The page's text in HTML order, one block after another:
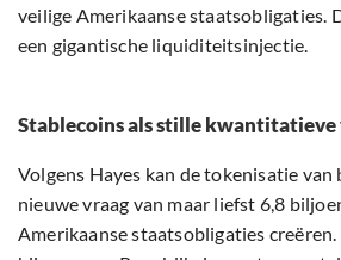
veilige Amerikaanse staatsobligaties.
een gigantische liquiditeitsinjectie.
Stablecoins als stille
Volgens Hayes kan de tokenisatie van
nieuwe vraag van maar liefst 6,8
Amerikaanse staatsobligaties